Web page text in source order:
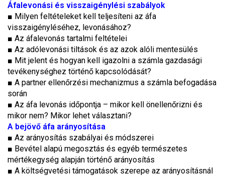
Áfalevonási és visszaigénylési szabályok
■ Milyen feltételeket kell teljesíteni az áfa
visszaigényléséhez, levonásához?
■ Az áfalevonás tartalmi feltételei
■ Az adólevonási tiltások és az azok alóli mentesülés
■ Mit jelent és hogyan kell igazolni a számla gazdasági
tevékenységhez történő kapcsolódását?
■ A partner ellenőrzési mechanizmus a számla befogadása
során
■ Az áfa levonás időpontja – mikor kell önellenőrizni és
mikor nem? Mikor lehet választani?
A bejövő áfa arányosítása
■ Az arányosítás szabályai és módszerei
■ Bevétel alapú megosztás és egyéb természetes
mértékegység alapján történő arányosítás
■ A költségvetési támogatások szerepe az arányosításnál